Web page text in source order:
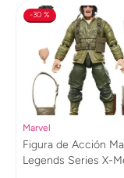
30 %
Marvel
Figura de Acción
Legends Series X-